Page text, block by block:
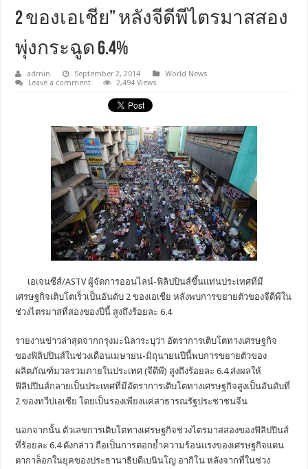
2 ของเอเชีย” หลังจีดีพีไตรมาสสอง
พุ่งกระฉูด 6.4%
admin September 2, 2014
World News
Leave a comment
2,494 Views
เอเจนซีส์/ASTV ผู้จัดการออนไลน์-ฟิลิปปินส์ขึ้นแท่นประเทศที่มี
เศรษฐกิจเติบโตเร็วเป็นอันดับ 2 ของเอเชีย หลังพบการขยายตัวของจีดีพีใน
ช่วงไตรมาสที่สองของปีนี้ สูงถึงร้อยละ 6.4
รายงานข่าวล่าสุดจากกรุงมะนิลาระบุว่า อัตราการเติบโตทางเศรษฐกิจ
ของฟิลิปปินส์ในช่วงเดือนเมษายน-มิถุนายนปีนี้พบการขยายตัวของ
ผลิตภัณฑ์มวลรวมภายในประเทศ (จีดีพี) สูงถึงร้อยละ 6.4 ส่งผลให้
ฟิลิปปินส์กลายเป็นประเทศที่มีอัตราการเติบโตทางเศรษฐกิจสูงเป็นอันดับที่
2 ของทวีปเอเชีย โดยเป็นรองเพียงแค่สาธารณรัฐประชาชนจีน
นอกจากนั้น ตัวเลขการเติบโตทางเศรษฐกิจช่วงไตรมาสสองของฟิลิปปินส์
ที่ร้อยละ 6.4 ดังกล่าว ถือเป็นการตอกย้ำความร้อนแรงของเศรษฐกิจแดน
ตากาล็อกในยุคของประธานาธิบดีเบนินโญ อากิโน หลังจากที่ในช่วง